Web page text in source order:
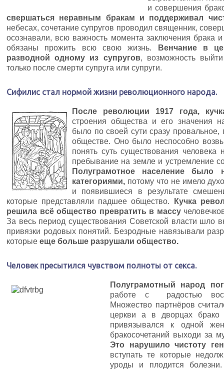
и совершения
свершаться неравным бракам и поддерживал
небесах, сочетание супругов проводил священник,
осознавали, всю важность момента заключения брака
обязаны прожить всю свою жизнь.
Венчание в
разводной одному из супругов, возможность
только после смерти супруга или супруги.
Сифилис стал нормой жизни революционного народа.
После революции 1917 года,
строения общества и его значения
было по своей сути сразу
обществе. Оно было неспособно
понять суть существования
пребывание на земле и устремление
Полуграмотное население было
категориями, потому что не имело
и появившиеся в результате
которые представляли падшее общество.
Кучка
решила всё общество превратить в массу
За весь период существования Советской власти шло
привязки родовых понятий. Безродные навязывали
которые еще больше разрушали общество.
Человек пресытился чувством полноты от секса.
Полуграмотный народ
работе с радостью
Множество партнёров
церкви а в дворцах брако
привязывался к одной
бракосочетаний выходи за
Это нарушило чистоту
вступать те которые
уроды и плодится